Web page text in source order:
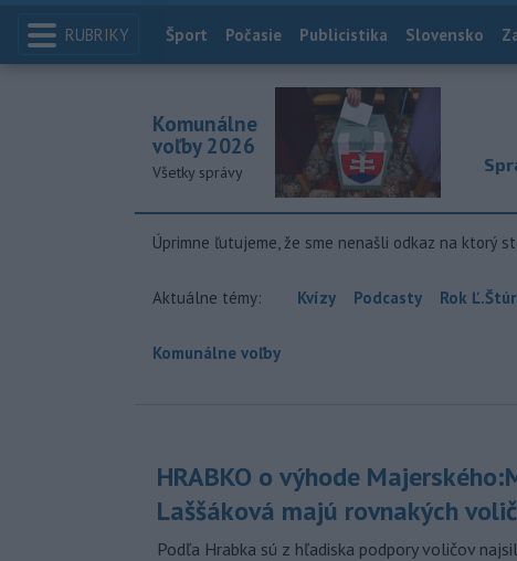
RUBRIKY Index
Šport Počasie Publicistika Slovensko
Komunálne
voľby 2026
Všetky správy
Úprimne ľutujeme, že sme nenašli odkaz na ktorý
Aktuálne témy: Kvízy Podcasty Rok
Komunálne voľby
HRABKO o výhode
Laššáková majú rovnakých
Podľa Hrabka sú z hľadiska podpory voličov